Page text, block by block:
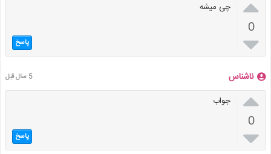

0

چی میشه
پاسخ
ناشناس 5 سال قبل

0

جواب
پاسخ